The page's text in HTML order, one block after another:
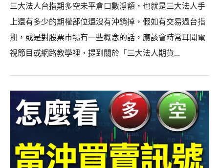
三大法人台指期多空未平倉口數淨額，也就是三大法人手
上還有多少的期權部位還沒有沖銷掉，假如有交易過台指
期，或是對股票市場有一些概念的話，應該會時常耳聞電
視節目或網路教學裡，提到關於「三大法人期貨...